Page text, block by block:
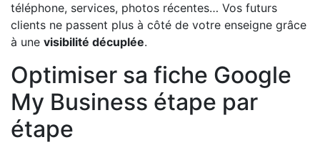
téléphone, services, photos récentes… Vos futurs
clients ne passent plus à côté de votre enseigne grâce
à une visibilité décuplée.
Optimiser sa fiche Google
My Business étape par
étape